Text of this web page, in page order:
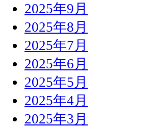
2025年9月
2025年8月
2025年7月
2025年6月
2025年5月
2025年4月
2025年3月